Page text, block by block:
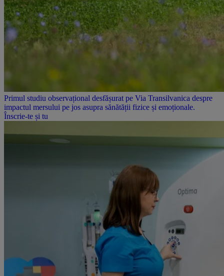
Primul studiu observațional desfășurat pe Via Transilvanica despre
impactul mersului pe jos asupra sănătății fizice și emoționale.
Înscrie-te și tu